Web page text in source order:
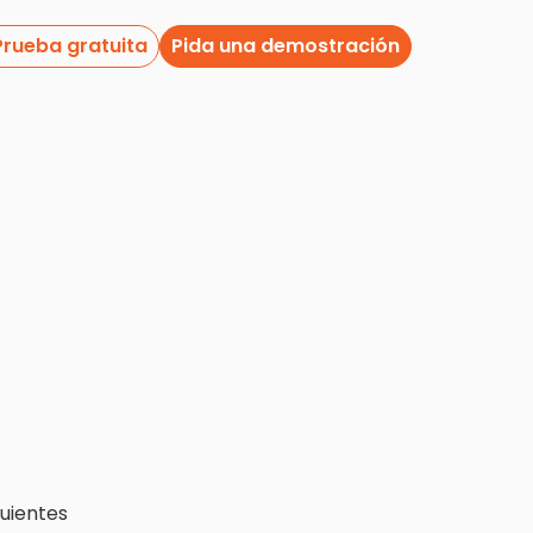
gratuita Pida una demostración